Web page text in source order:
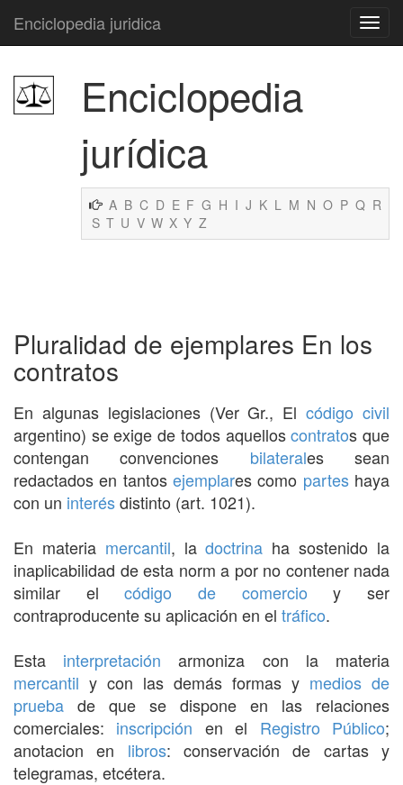
Enciclopedia juridica
Enciclopedia
jurídica
A B C D E F G H I J K L M N O P Q R
S T U V W X Y Z
Pluralidad de ejemplares En los
contratos
En algunas legislaciones (Ver Gr., Elcódigo civil
argentino) se exige de todos aquelloscontratos que
contengan convenciones bilaterales sean
redactados en tantos ejemplares como parteshaya
con un interésdistinto (art. 1021).
En materia mercantil, ladoctrina ha sostenido la
inaplicabilidad de esta norm a por no contener nada
similar elcódigo de comercio y ser
contraproducente su aplicación en el tráfico.
Esta interpretación armoniza con la materia
mercantil y con las demás formas y medios de
prueba de que se dispone en las relaciones
comerciales: inscripción en el Registro Público;
anotacion en libros: conservación de cartas y
telegramas, etcétera.